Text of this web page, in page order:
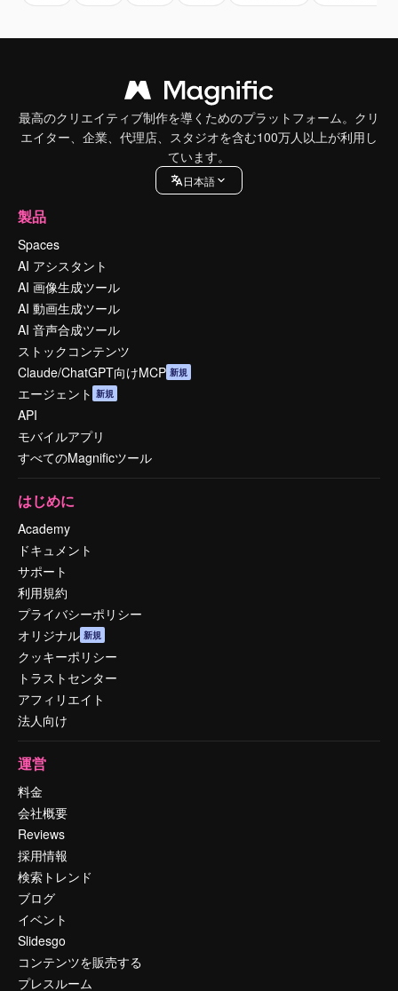
最高のクリエイティブ制作を導くためのプラットフォーム。クリ
エイター、企業、代理店、スタジオを含む100万人以上が利用し
ています。
日本語
製品
Spaces
AI アシスタント
AI 画像生成ツール
AI 動画生成ツール
AI 音声合成ツール
ストックコンテンツ
Claude/ChatGPT向けMCP 新規
エージェント 新規
API
モバイルアプリ
すべてのMagnificツール
はじめに
Academy
ドキュメント
サポート
利用規約
プライバシーポリシー
オリジナル 新規
クッキーポリシー
トラストセンター
アフィリエイト
法人向け
運営
料金
会社概要
Reviews
採用情報
検索トレンド
ブログ
イベント
Slidesgo
コンテンツを販売する
プレスルーム